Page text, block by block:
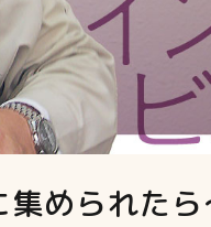
められたら